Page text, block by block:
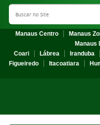
Search Site
Manaus Centro Manaus
Manaus
Coari
Lábrea Iranduba
Figueiredo
Itacoatiara